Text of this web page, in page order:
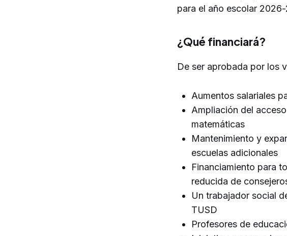
para el año escolar 2026-
¿Qué financiará?
De ser aprobada por los
Aumentos salariales
Ampliación del
matemáticas
Mantenimiento y
escuelas adicionales
Financiamiento para
reducida de
Un trabajador social
TUSD
Profesores de